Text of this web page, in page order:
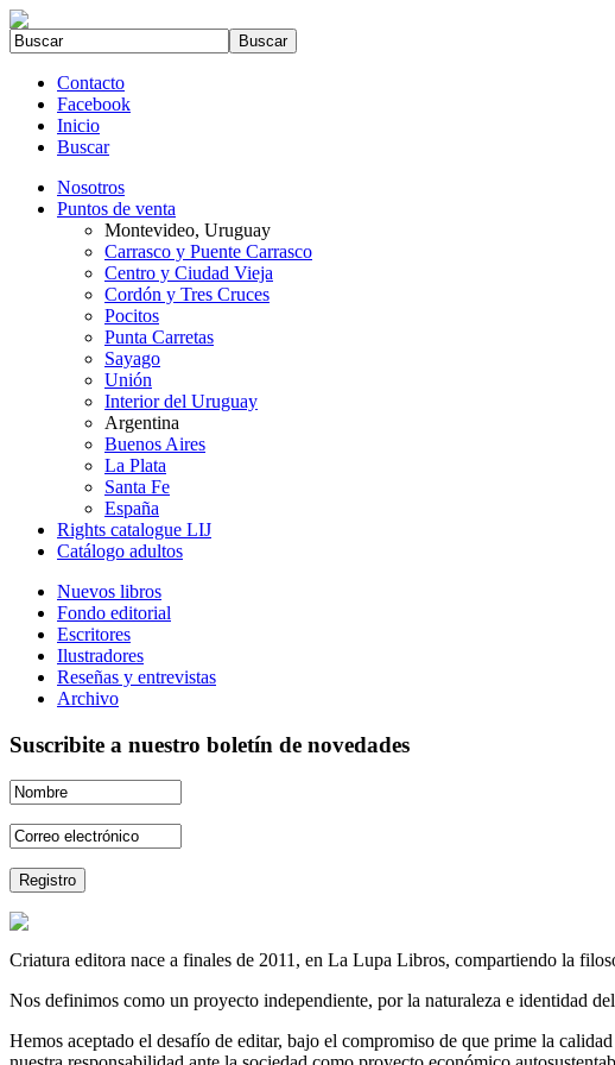
Contacto
Facebook
Inicio
Buscar
Nosotros
Puntos de venta
Montevideo, Uruguay
Carrasco y Puente Carrasco
Centro y Ciudad Vieja
Cordón y Tres Cruces
Pocitos
Punta Carretas
Sayago
Unión
Interior del Uruguay
Argentina
Buenos Aires
La Plata
Santa Fe
España
Rights catalogue LIJ
Catálogo adultos
Nuevos libros
Fondo editorial
Escritores
Ilustradores
Reseñas y entrevistas
Archivo
Suscribite a nuestro boletín de novedades
Criatura editora nace a finales de 2011, en La Lupa Libros, compartiendo la
Nos definimos como un proyecto independiente, por la naturaleza e identidad
Hemos aceptado el desafío de editar, bajo el compromiso de que prime la